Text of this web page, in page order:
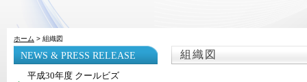
ホーム > 組織図
組織図
NEWS & PRESS RELEASE
平成30年度 クールビズ